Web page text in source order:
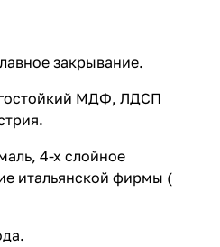
закрывание.
МДФ, ЛДСП
4-х слойное
итальянской фирмы (